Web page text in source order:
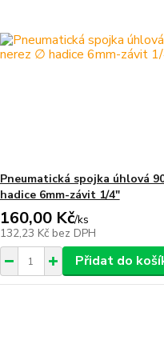
Pneumatická spojka úhlová
hadice 6mm-závit 1/4"
160,00 Kč/ks
132,23 Kč bez DPH
Přidat do